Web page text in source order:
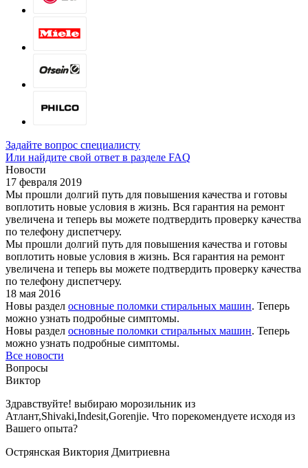
Задайте вопрос специалисту
Или найдите свой ответ в разделе FAQ
Новости
17 февраля 2019
Мы прошли долгий путь для повышения качества и готовы
воплотить новые условия в жизнь. Вся гарантия на ремонт
увеличена и теперь вы можете подтвердить проверку качества
по телефону диспетчеру.
Мы прошли долгий путь для повышения качества и готовы
воплотить новые условия в жизнь. Вся гарантия на ремонт
увеличена и теперь вы можете подтвердить проверку качества
по телефону диспетчеру.
18 мая 2016
Новы раздел основные поломки стиральных машин. Теперь
можно узнать подробные симптомы.
Новы раздел основные поломки стиральных машин. Теперь
можно узнать подробные симптомы.
Все новости
Вопросы
Виктор
Здравствуйте! выбираю морозильник из
Атлант,Shivaki,Indesit,Gorenjie. Что порекомендуете иcходя из
Вашего опыта?
Острянская Виктория Дмитриевна